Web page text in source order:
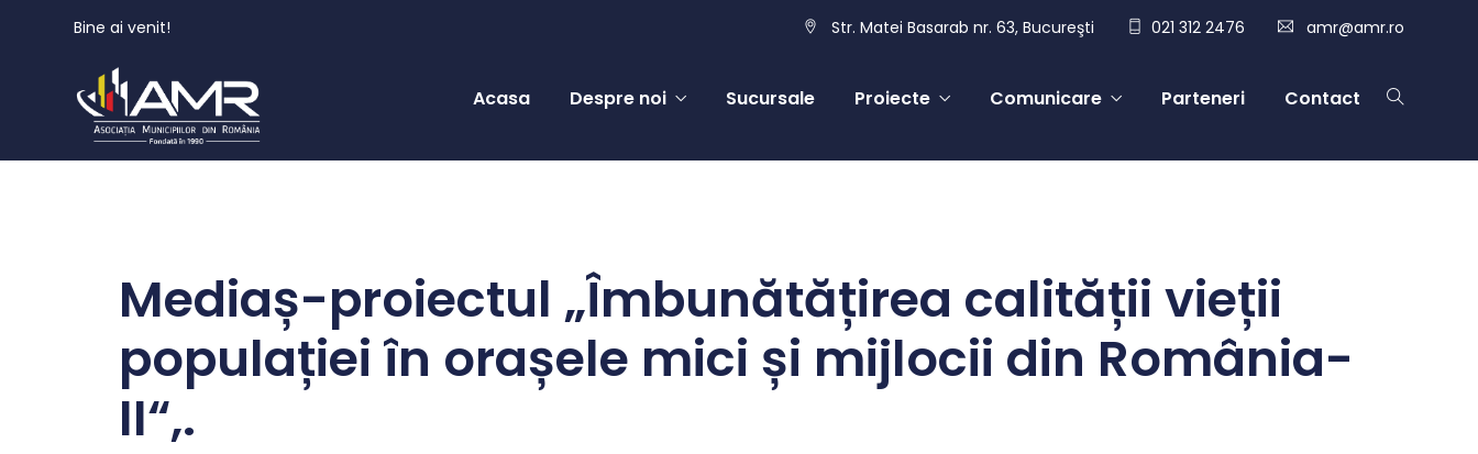
Bine ai venit! Str. Matei Basarab nr. 63, Bucureşti 021 312 2476 amr@amr.ro
Acasa Despre noi Sucursale Proiecte Comunicare Parteneri Contact
Mediaș-proiectul „Îmbunătățirea calității vieții
populației în orașele mici și mijlocii din România-
II“,.